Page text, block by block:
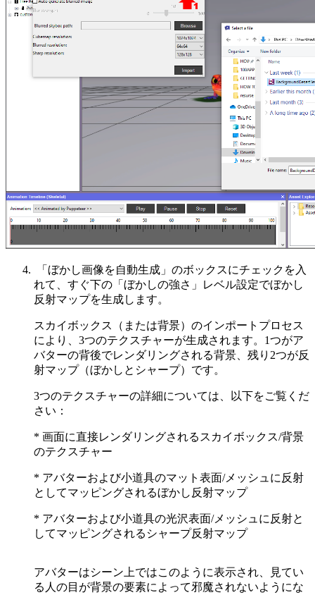
「ぼかし画像を自動生成」のボックスにチェックを入
れて、すぐ下の「ぼかしの強さ」レベル設定でぼかし
反射マップを生成します。
スカイボックス（または背景）のインポートプロセス
により、3つのテクスチャーが生成されます。1つがア
バターの背後でレンダリングされる背景、残り2つが反
射マップ（ぼかしとシャープ）です。
3つのテクスチャーの詳細については、以下をご覧くだ
さい：
* 画面に直接レンダリングされるスカイボックス/背景
のテクスチャー
* アバターおよび小道具のマット表面/メッシュに反射
としてマッピングされるぼかし反射マップ
* アバターおよび小道具の光沢表面/メッシュに反射と
してマッピングされるシャープ反射マップ
アバターはシーン上ではこのように表示され、見てい
る人の目が背景の要素によって邪魔されないようにな